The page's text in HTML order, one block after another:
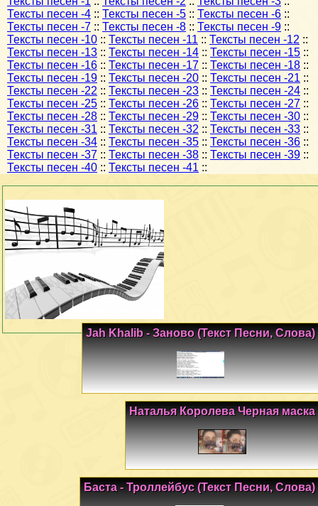
Тексты песен -4 :: Тексты песен -5 :: Тексты песен -6 ::
Тексты песен -7 :: Тексты песен -8 :: Тексты песен -9 ::
Тексты песен -10 :: Тексты песен -11 :: Тексты песен -12 ::
Тексты песен -13 :: Тексты песен -14 :: Тексты песен -15 ::
Тексты песен -16 :: Тексты песен -17 :: Тексты песен -18 ::
Тексты песен -19 :: Тексты песен -20 :: Тексты песен -21 ::
Тексты песен -22 :: Тексты песен -23 :: Тексты песен -24 ::
Тексты песен -25 :: Тексты песен -26 :: Тексты песен -27 ::
Тексты песен -28 :: Тексты песен -29 :: Тексты песен -30 ::
Тексты песен -31 :: Тексты песен -32 :: Тексты песен -33 ::
Тексты песен -34 :: Тексты песен -35 :: Тексты песен -36 ::
Тексты песен -37 :: Тексты песен -38 :: Тексты песен -39 ::
Тексты песен -40 :: Тексты песен -41 ::
Jah Khalib - Заново (Текст Песни, Слова)
Наталья Королева Черная маска
Баста - Троллейбус (Текст Песни, Слова)